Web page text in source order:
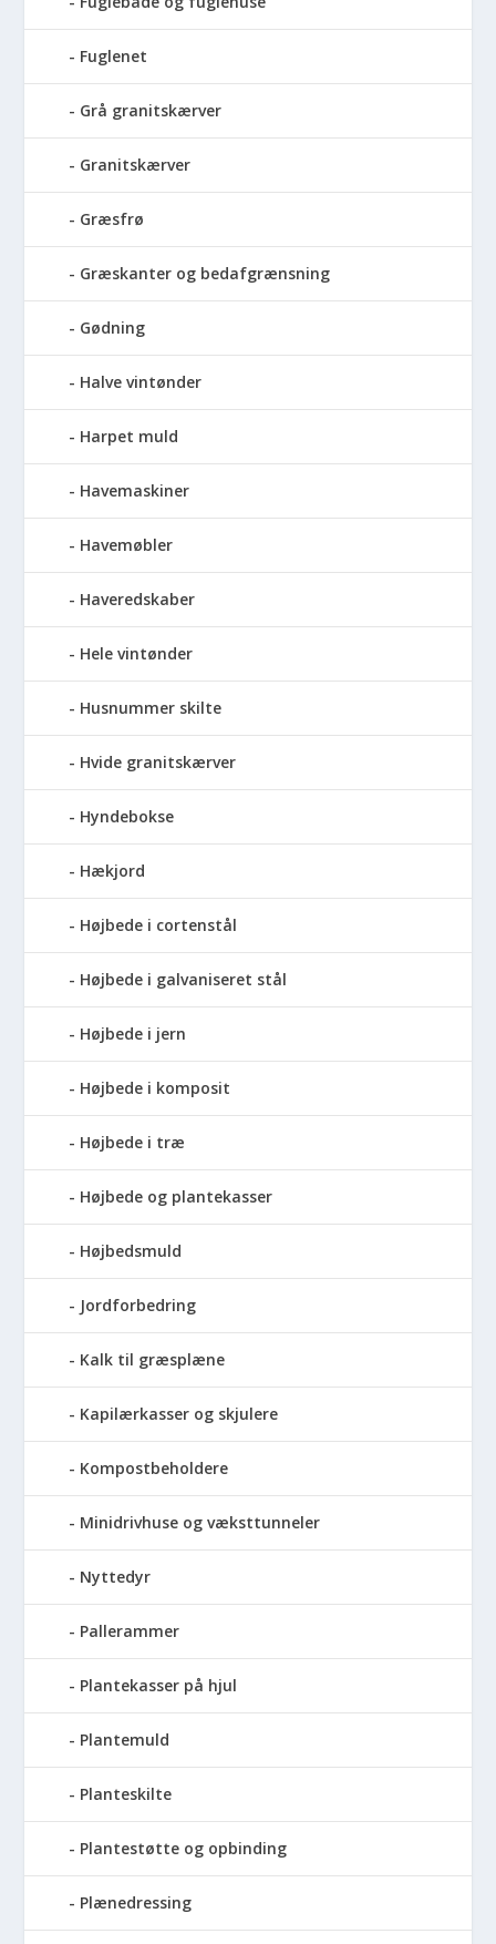
Fuglenet
Grå granitskærver
Granitskærver
Græsfrø
Græskanter og bedafgrænsning
Gødning
Halve vintønder
Harpet muld
Havemaskiner
Havemøbler
Haveredskaber
Hele vintønder
Husnummer skilte
Hvide granitskærver
Hyndebokse
Hækjord
Højbede i cortenstål
Højbede i galvaniseret stål
Højbede i jern
Højbede i komposit
Højbede i træ
Højbede og plantekasser
Højbedsmuld
Jordforbedring
Kalk til græsplæne
Kapilærkasser og skjulere
Kompostbeholdere
Minidrivhuse og væksttunneler
Nyttedyr
Pallerammer
Plantekasser på hjul
Plantemuld
Planteskilte
Plantestøtte og opbinding
Plænedressing